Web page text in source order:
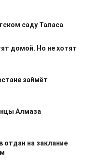
саду Таласа
домой. Но не хотят
займёт
Алмаза
отдан на заклание